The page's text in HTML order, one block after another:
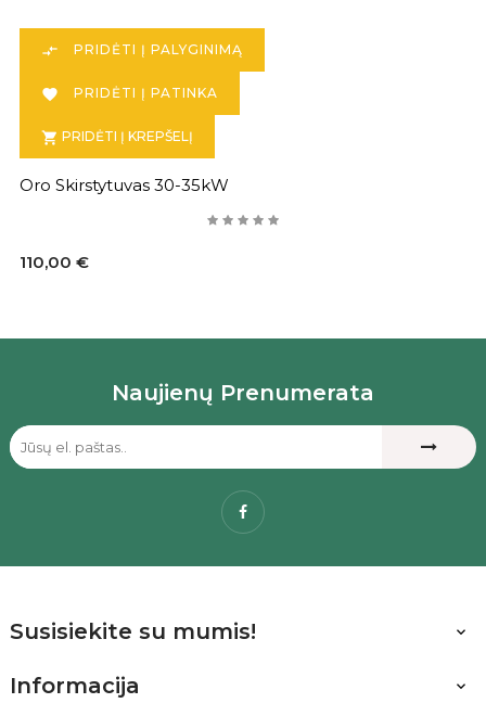
 PRIDĖTI Į PALYGINIMĄ
 PRIDĖTI Į PATINKA
 PRIDĖTI Į KREPŠELĮ
Oro Skirstytuvas 30-35kW
110,00 €
Naujienų Prenumerata
Facebook
Susisiekite su mumis! 
Informacija 